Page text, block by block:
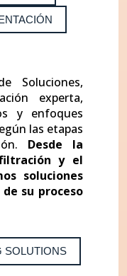
Soluciones,
experta,
y enfoques
las etapas
Desde la
y el
soluciones
su proceso
SOLUTIONS